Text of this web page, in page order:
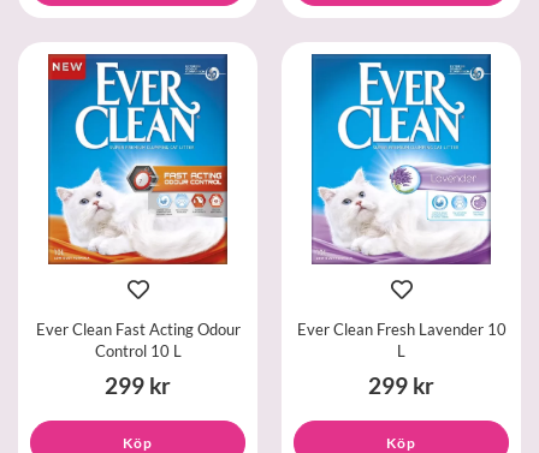
Ever Clean Fast Acting Odour
Control 10 L
299 kr
Köp
Ever Clean Fresh Lavender 10
L
299 kr
Köp